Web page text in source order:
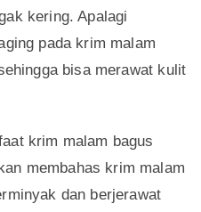
kering. Apalagi
pada krim malam
bisa merawat kulit
krim malam bagus
membahas krim malam
dan berjerawat